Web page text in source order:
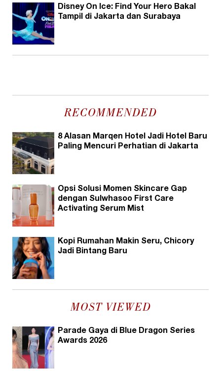
Disney On Ice: Find Your Hero Bakal
Tampil di Jakarta dan Surabaya
RECOMMENDED
8 Alasan Marqen Hotel Jadi Hotel Baru
Paling Mencuri Perhatian di Jakarta
Opsi Solusi Momen Skincare Gap
dengan Sulwhasoo First Care
Activating Serum Mist
Kopi Rumahan Makin Seru, Chicory
Jadi Bintang Baru
MOST VIEWED
Parade Gaya di Blue Dragon Series
Awards 2026